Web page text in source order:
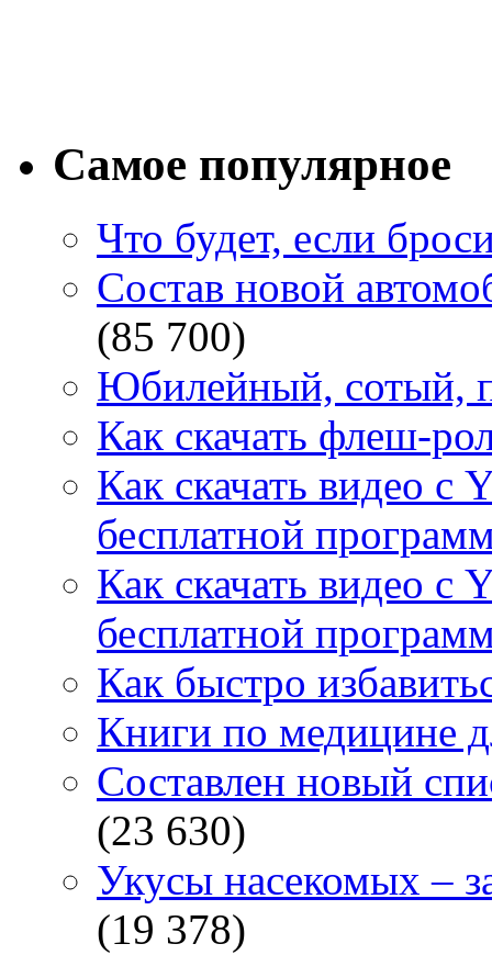
Самое популярное
Что будет, если
Состав новой
(85 700)
Юбилейный, сотый,
Как скачать флеш-
Как скачать видео с
бесплатной
Как скачать видео с
бесплатной
Как быстро
Книги по медицине
Составлен новый
(23 630)
Укусы насекомых –
(19 378)